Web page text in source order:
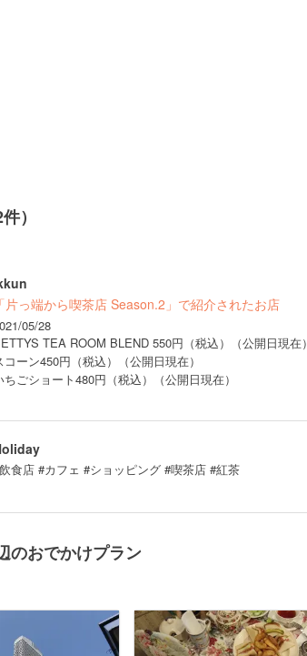
）
「片っ端から喫茶店 Season.2」で紹介されたお店
05/28
TEA ROOM BLEND 550円（税込）（公開日現在）
コーン450円（税込）（公開日現在）
ちごショート480円（税込）（公開日現在）
食店 #カフェ #ショッピング #喫茶店 #紅茶
のおでかけプラン